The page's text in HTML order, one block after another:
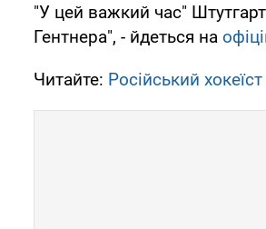
"У цей важкий час"
Гентнера", - йдеться на
Читайте: Російський